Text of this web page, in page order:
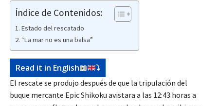
Índice de Contenidos:
Estado del rescatado
“La mar no es una balsa”
Read it in English📖 ⤵️
El rescate se produjo después de que la tripulación del
buque mercante Epic Shikoku avistara a las 12:43 horas a